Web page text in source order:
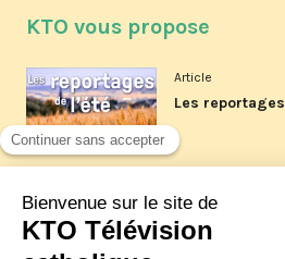
KTO vous propose
Article
Les
La visite
XIV à Assise à
jeudi 6 août